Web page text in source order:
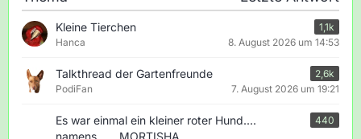
Kleine Tierchen
1,1k
Hanca
8. August 2026 um 14:53
Talkthread der Gartenfreunde
2,6k
PodiFan
7. August 2026 um 19:21
Es war einmal ein kleiner roter Hund....
namens...... MORTISHA
440